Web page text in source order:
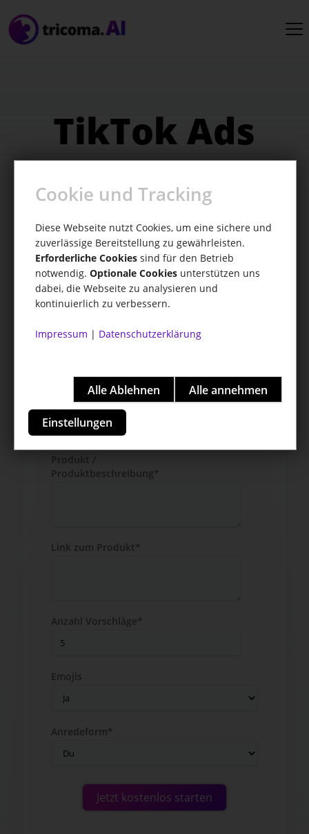
TikTok Ads
Werbeanzeigen
Produkt /
Produktbeschreibung*
Link zum Produkt*
Anzahl Vorschläge*
Emojis
Anredeform*
Jetzt kostenlos starten
Cookie und Tracking
Diese Webseite nutzt Cookies, um eine sichere und
zuverlässige Bereitstellung zu gewährleisten.
Erforderliche Cookies sind für den Betrieb
notwendig. Optionale Cookies unterstützen uns
dabei, die Webseite zu analysieren und
kontinuierlich zu verbessern.
Impressum | Datenschutzerklärung
Einstellungen